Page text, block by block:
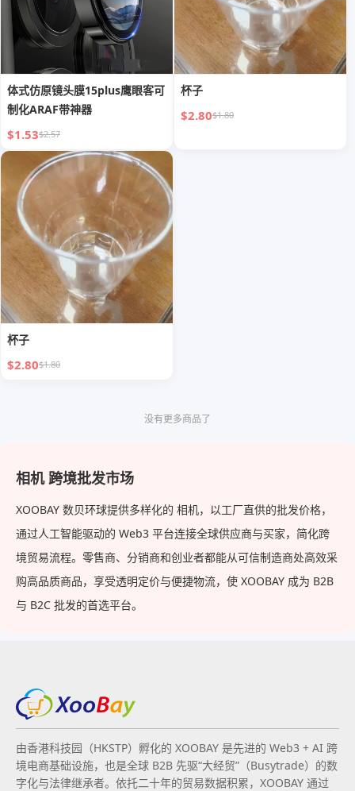
体式仿原镜头膜15plus鹰眼客可
制化ARAF带神器
$1.53$2.57
杯子
$2.80$1.80
杯子
$2.80$1.80
没有更多商品了
相机 跨境批发市场
XOOBAY 数贝环球提供多样化的 相机，以工厂直供的批发价格，
通过人工智能驱动的 Web3 平台连接全球供应商与买家，简化跨
境贸易流程。零售商、分销商和创业者都能从可信制造商处高效采
购高品质商品，享受透明定价与便捷物流，使 XOOBAY 成为 B2B
与 B2C 批发的首选平台。
由香港科技园（HKSTP）孵化的 XOOBAY 是先进的 Web3 + AI 跨
境电商基础设施，也是全球 B2B 先驱“大经贸”（Busytrade）的数
字化与法律继承者。依托二十年的贸易数据积累，XOOBAY 通过